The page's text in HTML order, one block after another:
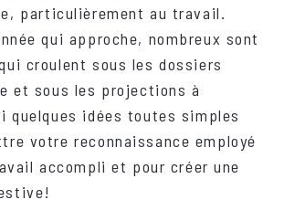
particulièrement au travail.
qui approche, nombreux sont
croulent sous les dossiers
et sous les projections à
quelques idées toutes simples
votre reconnaissance employé
accompli et pour créer une